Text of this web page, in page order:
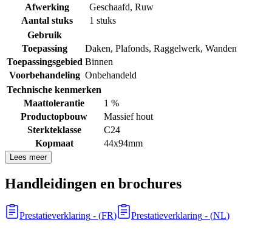
Afwerking
Geschaafd, Ruw
Aantal stuks
1 stuks
Gebruik
Toepassing
Daken, Plafonds, Raggelwerk, Wanden
Toepassingsgebied Binnen
Voorbehandeling Onbehandeld
Technische kenmerken
Maattolerantie
1 %
Productopbouw
Massief hout
Sterkteklasse
C24
Kopmaat
44x94mm
Lees meer
Handleidingen en brochures
Prestatieverklaring - (FR) Prestatieverklaring - (NL)